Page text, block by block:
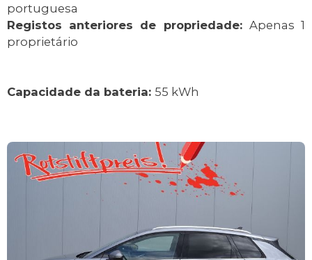
portuguesa
Registos anteriores de propriedade: Apenas 1
proprietário
Capacidade da bateria: 55 kWh